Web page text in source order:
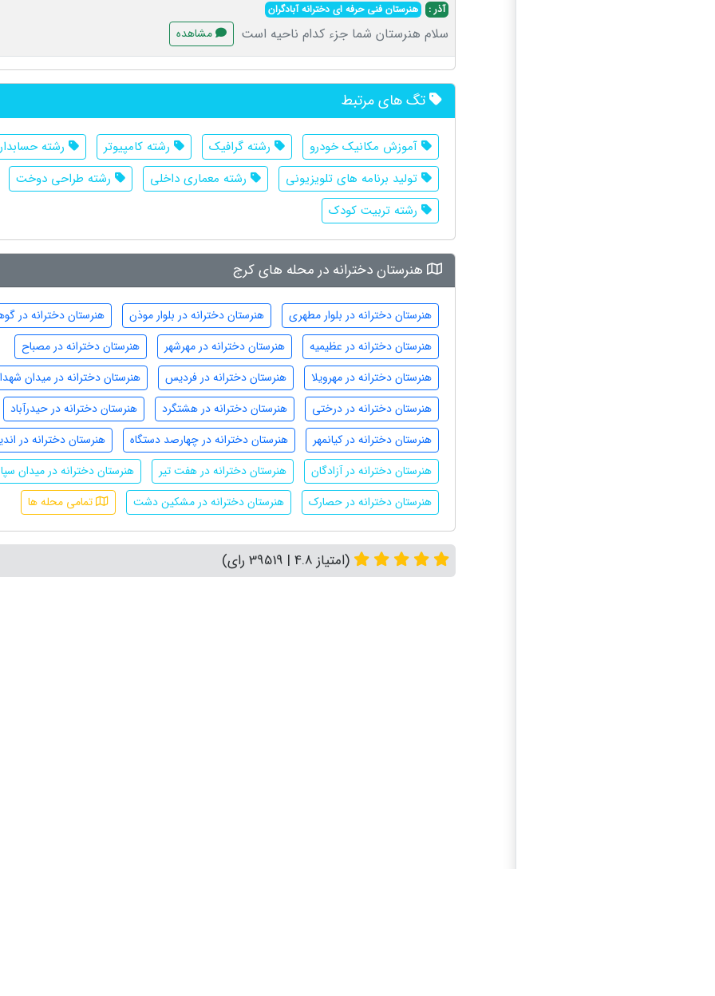
آذر : هنرستان فنی حرفه ای دخترانه آبادگران
سلام هنرستان شما جزء کدام ناحیه است مشاهده
تگ های مرتبط
آموزش مکانیک خودرو رشته گرافیک رشته کامپیوتر
رشته
تولید برنامه های تلویزیونی
رشته معماری داخلی
رشته طراحی دوخت
رشته تربیت کودک
هنرستان دخترانه در محله های کرج
هنرستان دخترانه در بلوار مطهری هنرستان دخترانه در بلوار موذن
هنرستان دخترانه در
هنرستان دخترانه در عظیمیه
هنرستان دخترانه در مهرشهر
هنرستان دخترانه در مصباح
هنرستان دخترانه در مهرویلا
هنرستان دخترانه در فردیس
هنرستان دخترانه در میدان شهدا
هنرستان دخترانه در درختی
هنرستان دخترانه در هشتگرد
هنرستان دخترانه در حیدرآباد
هنرستان دخترانه در کیانمهر
هنرستان دخترانه در چهارصد دستگاه
هنرستان دخترانه در
هنرستان دخترانه در آزادگان
هنرستان دخترانه در هفت تیر
هنرستان دخترانه در میدان
هنرستان دخترانه در حصارک
هنرستان دخترانه در مشکین دشت تمامی محله ها
(امتیاز 4.8 | 39519 رای)